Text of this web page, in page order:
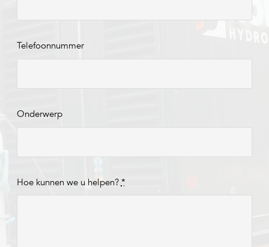
Telefoonnummer
Onderwerp
Hoe kunnen we u helpen? *